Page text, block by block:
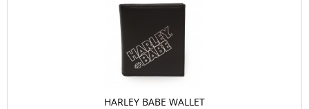
HARLEY BABE WALLET